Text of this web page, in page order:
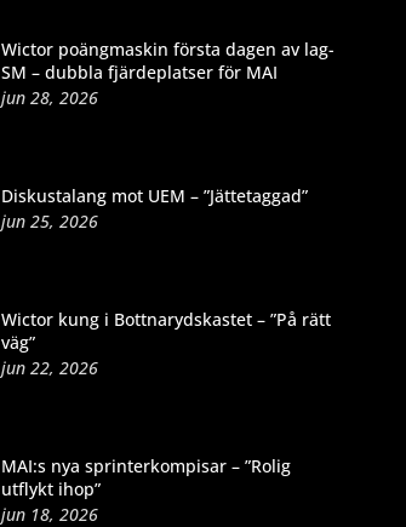
Wictor poängmaskin första dagen av lag-
SM – dubbla fjärdeplatser för MAI
jun 28, 2026
Diskustalang mot UEM – ”Jättetaggad”
jun 25, 2026
Wictor kung i Bottnarydskastet – ”På rätt
väg”
jun 22, 2026
MAI:s nya sprinterkompisar – ”Rolig
utflykt ihop”
jun 18, 2026